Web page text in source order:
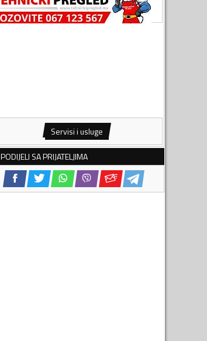
Servisi i usluge
PODIJELI SA PRIJATELJIMA